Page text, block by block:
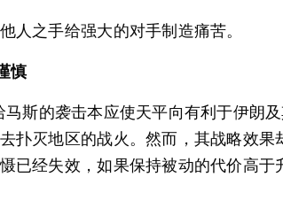
人之手给强大的对手制造痛苦。
慎
马斯的袭击本应使天平向有利于伊朗
扑灭地区的战火。然而，其战略效
已经失效，如果保持被动的代价高